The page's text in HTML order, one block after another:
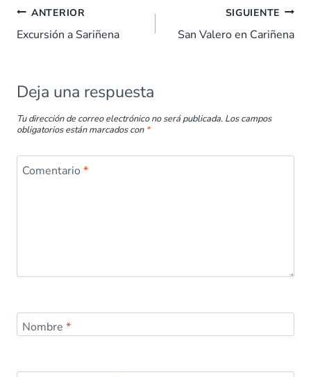
b
o
k
s
A
p
dI
es
t ar
ANTERIOR
Excursión a Sariñena
SIGUIENTE
San Valero en Cariñena
Deja una respuesta
Tu dirección de correo electrónico no será publicada. Los campos
obligatorios están marcados con *
Comentario *
Nombre *